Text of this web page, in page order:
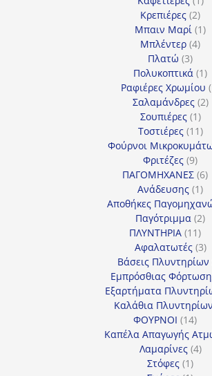
Κρεπιέρες 22
Μπαιν Μαρί 11
Μπλέντερ 44
Πλατώ 33
Πολυκοπτικά 11
Ραφιέρες Χρωμίου
Σαλαμάνδρες 22
Σουπιέρες 11
Τοστιέρες 1111
Φούρνοι
Φριτέζες 99
ΠΑΓΟΜΗΧΑΝΕΣ 66
Ανάδευσης 11
Αποθήκες
Παγότριμμα 22
ΠΛΥΝΤΗΡΙΑ 1111
Αφαλατωτές 33
Βάσεις Πλυντηρίων
Εμπρόσθιας
Εξαρτήματα
Καλάθια Πλυντηρίων
ΦΟΥΡΝΟΙ 1414
Καπέλα Απαγωγής
Λαμαρίνες 44
Στόφες 11